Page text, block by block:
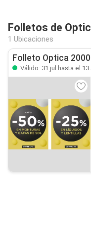
Folletos de
1 Ubicaciones
Folleto Optica 2000
Válido: 31 jul hasta el 13